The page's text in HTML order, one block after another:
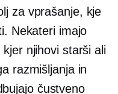
za vprašanje, kje
Nekateri imajo
njihovi starši ali
razmišljanja in
čustveno